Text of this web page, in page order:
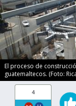
El proceso de
guatemaltecos. (Foto:
4